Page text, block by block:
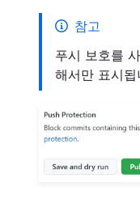
참고
푸시 보호를
해서만 표시됩